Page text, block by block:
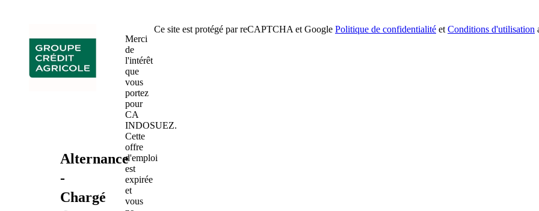
Alternance
-
Chargé
Merci
de
l'intérêt
que
vous
portez
pour
CA
INDOSUEZ.
Cette
offre
d'emploi
est
expirée
et
vous
Ce site est protégé par reCAPTCHA et Google Politique de confidentialité et Conditions d'utilisation